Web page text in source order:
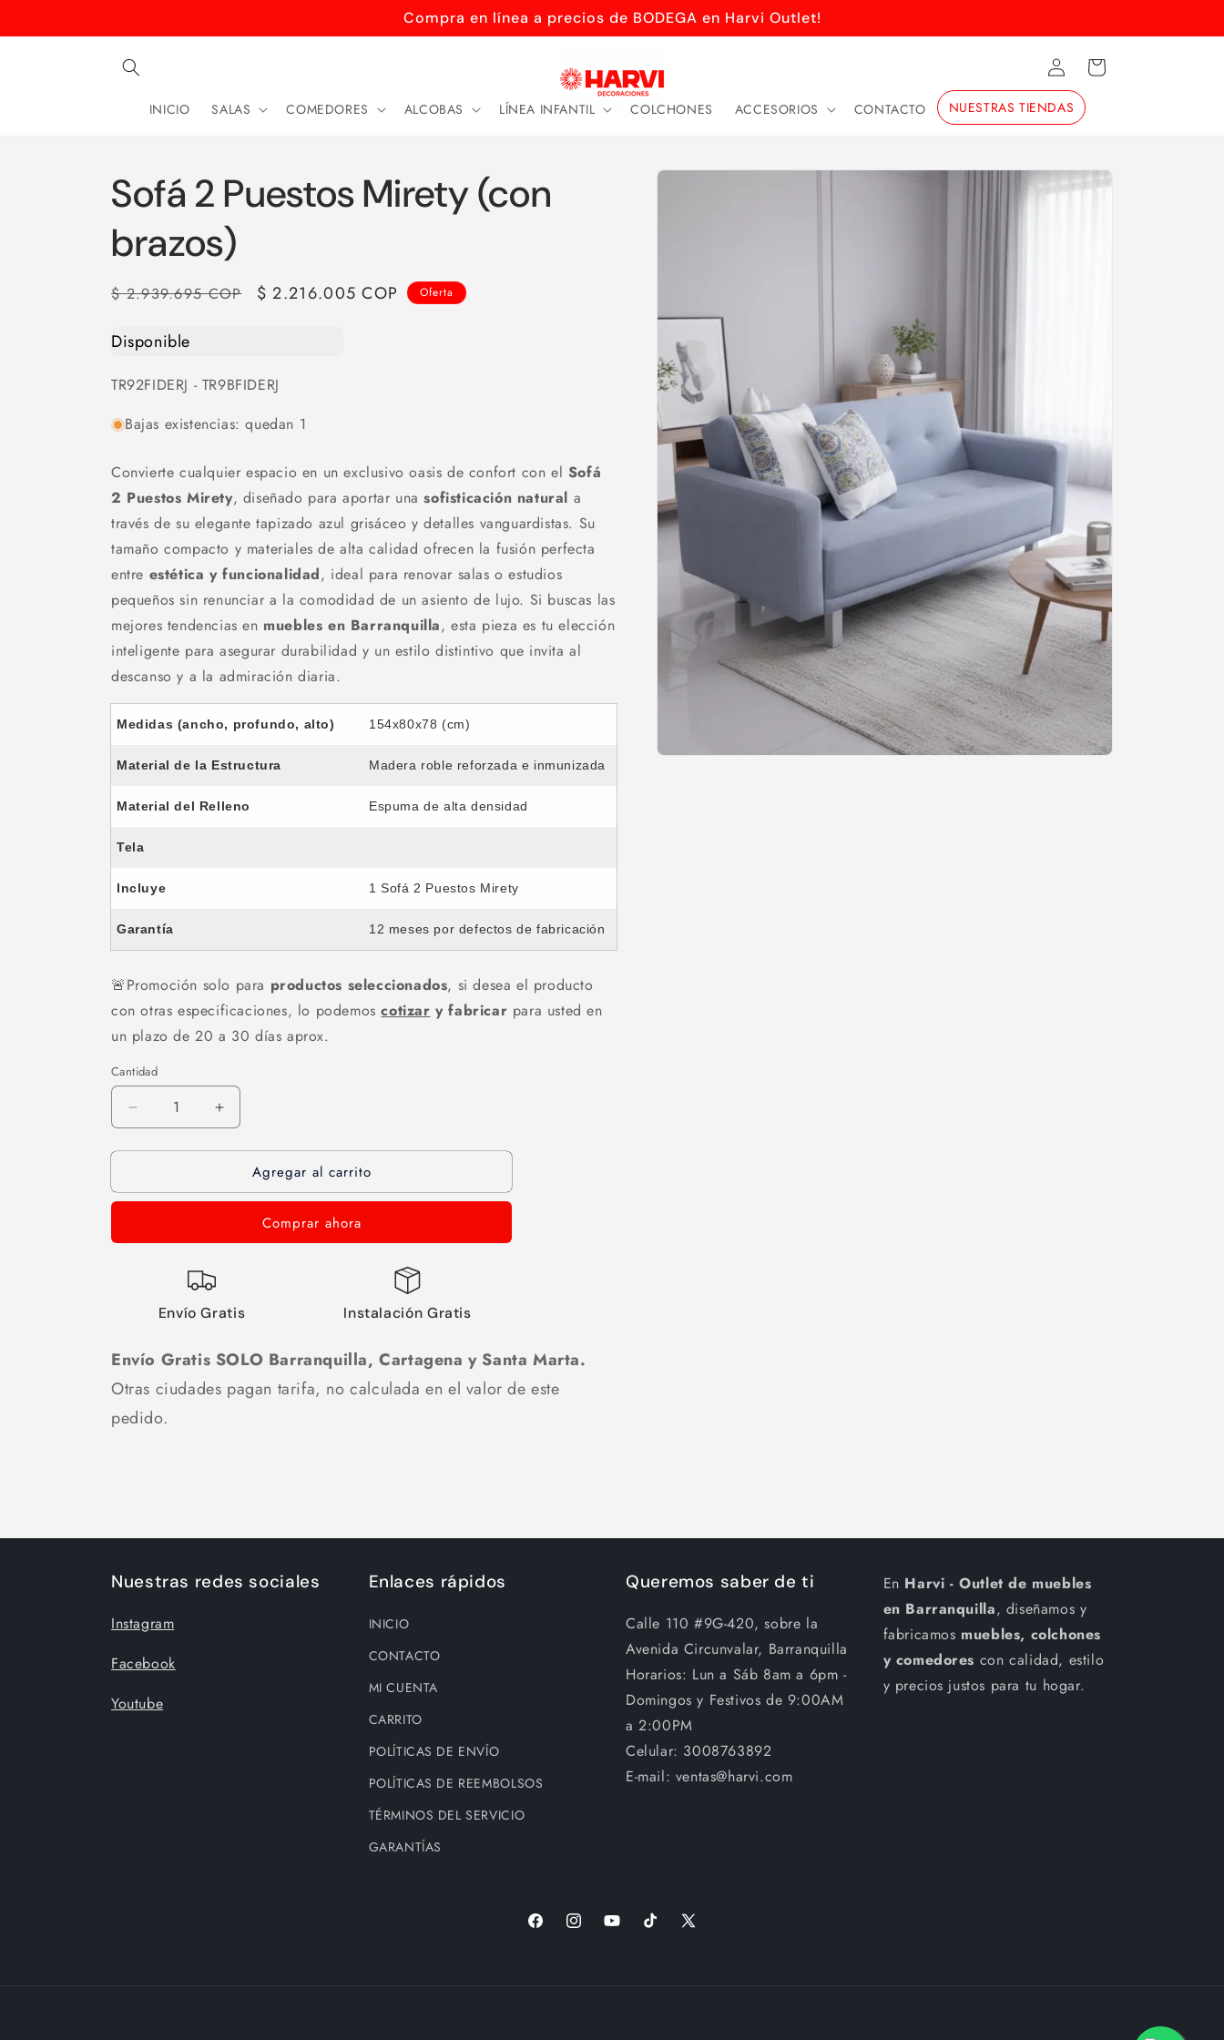
al contenido
Compra en línea a precios de BODEGA en Harvi Outlet!
INICIO SALAS COMEDORES ALCOBAS LÍNEA INFANTIL COLCHONES ACCESORIOS CONTACTO NUESTRAS TIENDAS
Iniciar
sesión
Carrito
directamente
Sofá 2 Puestos Mirety (con
brazos)
Precio
$ 2.939.695 COP
Precio
$ 2.216.005 COP Oferta
Disponible
SKU:
TR92FIDERJ - TR9BFIDERJ
Bajas existencias: quedan 1
Convierte cualquier espacio en un exclusivo oasis de confort con el Sofá
2 Puestos Mirety, diseñado para aportar unasofisticación natural a
través de su elegante tapizado azul grisáceo y detalles vanguardistas. Su
tamaño compacto y materiales de alta calidad ofrecen la fusión perfecta
entre estética y funcionalidad, ideal para renovar salas o estudios
pequeños sin renunciar a la comodidad de un asiento de lujo. Si buscas las
mejores tendencias en muebles en Barranquilla, esta pieza es tu elección
inteligente para asegurar durabilidad y un estilo distintivo que invita al
descanso y a la admiración diaria.
Medidas (ancho, profundo, alto) 154x80x78 (cm)
Material de la Estructura Madera roble reforzada e inmunizada
Material del Relleno Espuma de alta densidad
Tela
Incluye 1 Sofá 2 Puestos Mirety
Garantía 12 meses por defectos de fabricación
🚨​Promoción solo para productos seleccionados, si desea el producto
con otras especificaciones, lo podemoscotizar y fabricar para usted en
un plazo de 20 a 30 días aprox.
Cantidad
Cantidad
Reducir
cantidad
para
2
(con
Aumentar
cantidad
para
2
(con
Agregar al carrito
Comprar ahora
Envío Gratis Instalación Gratis
Envío Gratis SOLO Barranquilla, Cartagena y Santa Marta.
Otras ciudades pagan tarifa, no calculada en el valor de este
pedido.
Nuestras redes sociales
Instagram
Facebook
Youtube
Enlaces rápidos
INICIO
CONTACTO
MI CUENTA
CARRITO
POLÍTICAS DE ENVÍO
POLÍTICAS DE REEMBOLSOS
TÉRMINOS DEL SERVICIO
GARANTÍAS
Queremos saber de ti
Calle 110 #9G-420, sobre la
Avenida Circunvalar, Barranquilla
Horarios: Lun a Sáb 8am a 6pm -
Domingos y Festivos de 9:00AM
a 2:00PM
Celular: 3008763892
E-mail: ventas@harvi.com
En Harvi - Outlet de muebles
en Barranquilla, diseñamos y
fabricamos muebles, colchones
y comedores con calidad, estilo
y precios justos para tu hogar.
FacebookInstagramYouTubeTikTok
X